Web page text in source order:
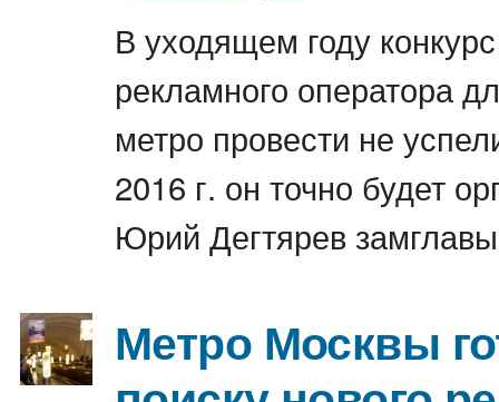
В уходящем году
рекламного оператора
метро провести не
2016 г. он точно будет
Юрий Дегтярев
Метро Москвы